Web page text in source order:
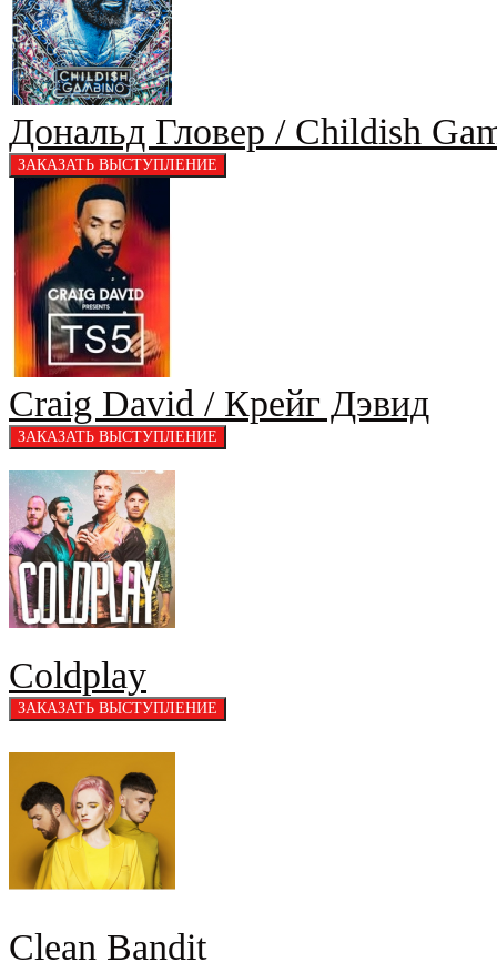
Дональд Гловер / Childish
Craig David / Крейг Дэвид
Coldplay
Clean Bandit